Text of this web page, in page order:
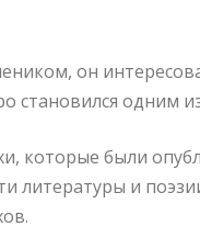
он
одним
которые были
литературы и